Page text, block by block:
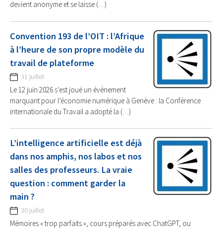
devient anonyme et se laisse (…)
Convention 193 de l’OIT : l’Afrique
à l’heure de son propre modèle du
travail de plateforme
31 juillet
Le 12 juin 2026 s’est joué un événement
marquant pour l’économie numérique à Genève : la Conférence
internationale du Travail a adopté la (…)
L’intelligence artificielle est déjà
dans nos amphis, nos labos et nos
salles des professeurs. La vraie
question : comment garder la
main ?
30 juillet
Mémoires « trop parfaits », cours préparés avec ChatGPT, ou